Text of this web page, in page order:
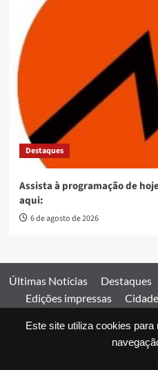
Este site utiliza cookies
Destaques
Assista à programação de
aqui:
6 de agosto de 2026
Últimas Notícias Destaques
Edições impressas
Comercial
Edições